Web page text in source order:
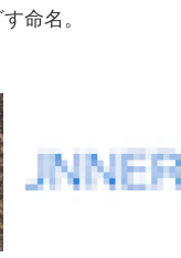
命名。